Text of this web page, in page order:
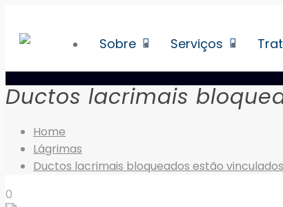
Sobre Serviços
Ductos lacrimais
Home
Lágrimas
Ductos lacrimais bloqueados estão
0